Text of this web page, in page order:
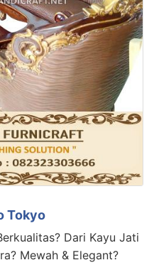
Tokyo
Dari Kayu Jati
Mewah & Elegant?